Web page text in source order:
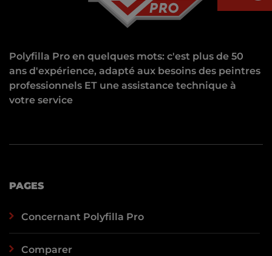
Polyfilla Pro en quelques mots: c'est plus de 50
ans d'expérience, adapté aux besoins des peintres
professionnels ET une assistance technique à
votre service
PAGES
Concernant Polyfilla Pro
Comparer